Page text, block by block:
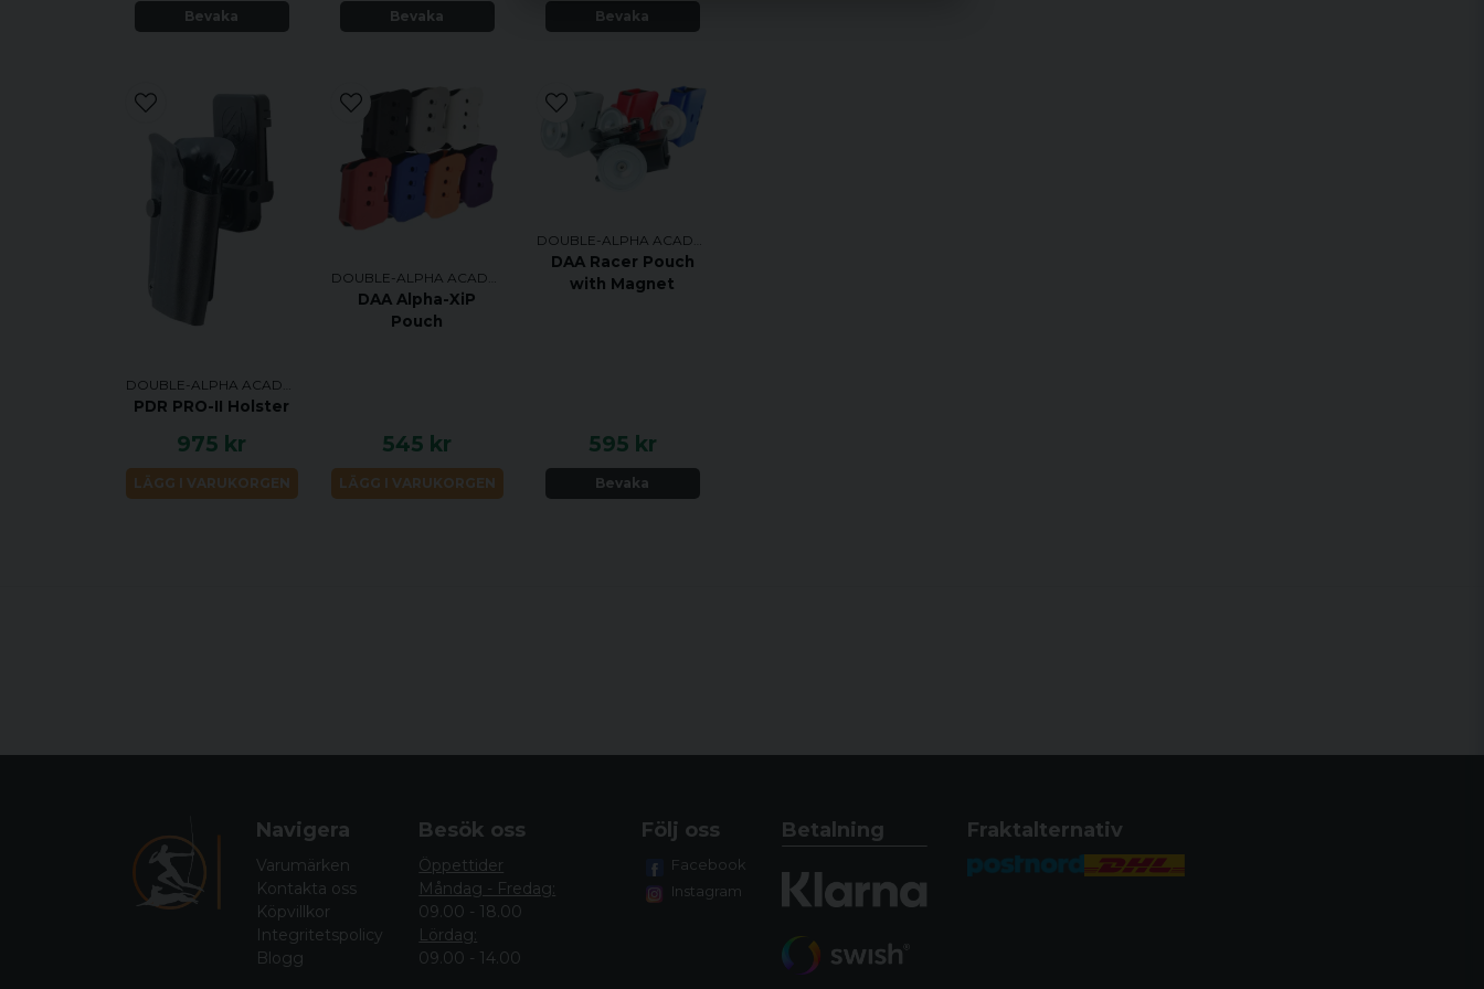
Bevaka Bevaka Bevaka
DOUBLE-ALPHA ACADEMY
PDR PRO-II Holster
975 kr
LÄGG I VARUKORGEN
DOUBLE-ALPHA ACADEMY
DAA Alpha-XiP
Pouch
545 kr
LÄGG I VARUKORGEN
DAA Racer Pouch
with Magnet
595 kr
Bevaka
Navigera
Varumärken
Kontakta oss
Köpvillkor
Integritetspolicy
Blogg
Besök oss
Öppettider
Måndag - Fredag:
09.00 - 18.00
Lördag:
09.00 - 14.00
Följ oss
Facebook
Instagram
Betalning Fraktalternativ